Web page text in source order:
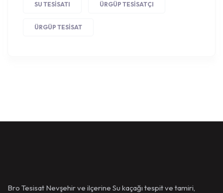
SU TESISATI ÜRGÜP TESISATÇI
ÜRGÜP TESISAT
Bro Tesisat Nevşehir ve ilçerine Su kaçağı tespit ve tamiri,